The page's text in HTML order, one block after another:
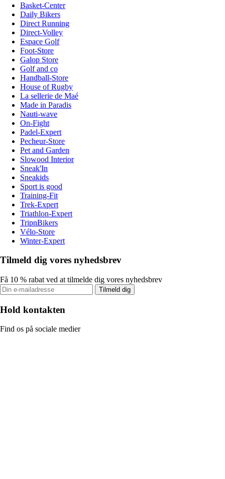
Basket-Center
Daily Bikers
Direct Running
Direct-Volley
Espace Golf
Foot-Store
Galop Store
Golf and co
Handball-Store
House of Rugby
La sellerie de Maé
Made in Paradis
Nauti-wave
On-Fight
Padel-Expert
Pecheur-Store
Pet and Garden
Slowood Interior
Sneak'In
Sneakids
Sport is good
Training-Fit
Trek-Expert
Triathlon-Expert
TripnBikers
Vélo-Store
Winter-Expert
Tilmeld dig vores nyhedsbrev
Få 10 % rabat ved at tilmelde dig vores nyhedsbrev
Tilmeld dig
Hold kontakten
Find os på sociale medier